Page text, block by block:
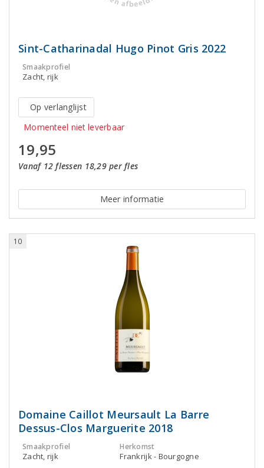
Sint-Catharinadal Hugo Pinot Gris 2022
Smaakprofiel
Zacht, rijk
Op verlanglijst
Momenteel niet leverbaar
19,95
Vanaf 12 flessen 18,29 per fles
Meer informatie
10
Domaine Caillot Meursault La Barre
Dessus-Clos Marguerite 2018
Smaakprofiel
Zacht, rijk
Herkomst
Frankrijk - Bourgogne